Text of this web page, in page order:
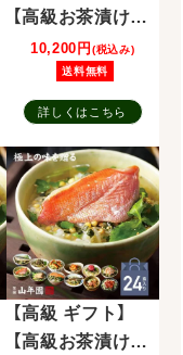
【高級お茶漬けセ
ット】(16種類)金
目鯛、まぐろ、鰻、
鮭、いわし、磯海
苔、鮎、焼海老、鱈
子、梅、蟹、厚切り
牛タン、穴子、蛤、
帆立、炙り明太子
プレゼント 内祝
い お返し 誕生日
プレゼント 贈り
物
10,200円 (税込み)
送料無料
詳しくはこちら
【高級 ギフト】
【高級お茶漬けセ